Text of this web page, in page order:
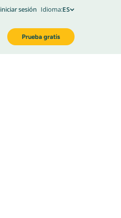
iniciar sesión Idioma:ES
Prueba gratis